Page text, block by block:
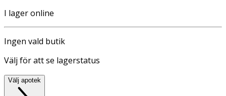
I lager online
Ingen vald butik
Välj för att se lagerstatus
Välj apotek